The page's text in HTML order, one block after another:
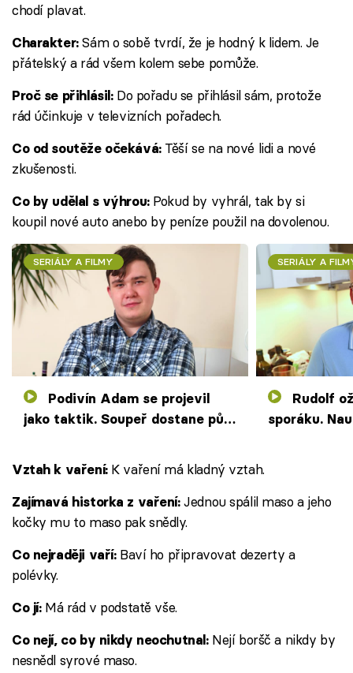
chodí plavat.
Charakter:Sám o sobě tvrdí, že je hodný k lidem. Je
přátelský a rád všem kolem sebe pomůže.
Proč se přihlásil:Do pořadu se přihlásil sám, protože
rád účinkuje v televizních pořadech.
Co od soutěže očekává:Těší se na nové lidi a nové
zkušenosti.
Co by udělal s výhrou:Pokud by vyhrál, tak by si
koupil nové auto anebo by peníze použil na dovolenou.
SERIÁLY A FILMY
jako taktik. Soupeř dostane půl
SERIÁLY A
sporáku.
Vztah k vaření:K vaření má kladný vztah.
Zajímavá historka z vaření:Jednou spálil maso a jeho
kočky mu to maso pak snědly.
Co nejraději vaří:Baví ho připravovat dezerty a
polévky.
Co jí:Má rád v podstatě vše.
Co nejí, co by nikdy neochutnal:Nejí boršč a nikdy by
nesnědl syrové maso.